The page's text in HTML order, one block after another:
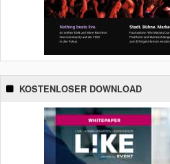
KOSTENLOSER DOWNLOAD